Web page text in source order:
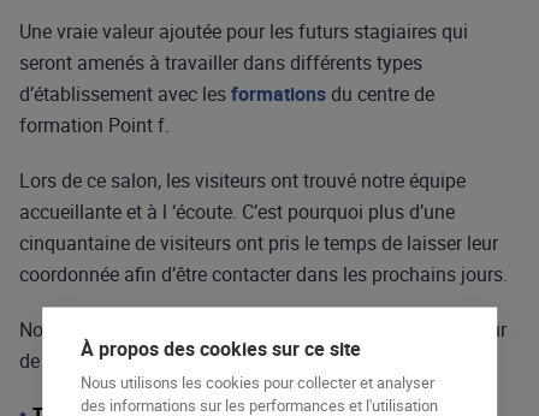
Une vraie valeur ajoutée pour les futurs stagiaires qui
seront amenés à travailler dans différents types
d’établissement avec lesformationsdu centre de
formation Point f.
Lors de ce salon, les visiteurs ont trouvé notre équipe
accueillante et à l ‘écoute. C’est pourquoi plus d’une
cinquantaine de visiteurs ont pris le temps de laisser leur
coordonnée afin d’être contacter dans les prochains jours.
Nous proposons les
suivantes dans le secteur
de
l’hôtellerieet de larestauration:
À propos des cookies sur ce site
Nous utilisons les cookies pour collecter et analyser
des informations sur les performances et l'utilisation